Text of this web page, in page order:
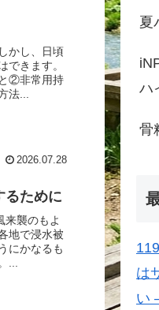
かし、日頃
できます。
②非常用持
法...
2026.07.28
るために
来襲のもよ
地で浸水被
にかなるも
...
夏
ハ
骨
は
い